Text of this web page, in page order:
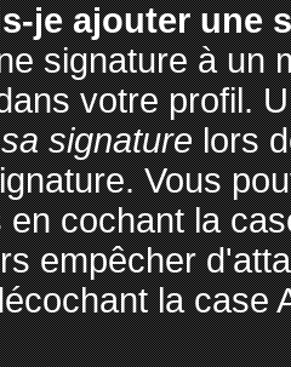
je ajouter une
signature à un
votre profil.
signaturelors
Vous
cochant la
empêcher
la case